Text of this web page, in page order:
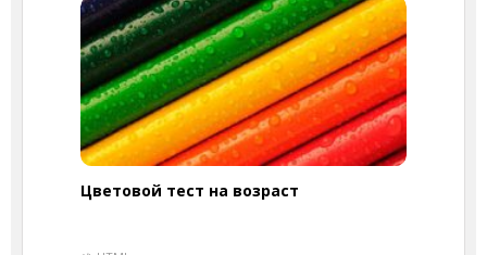
Цветовой тест на возраст